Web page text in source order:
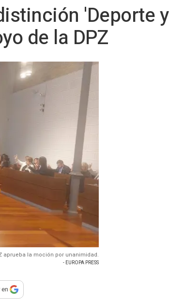
'Deporte y
de la DPZ
aprueba la moción por unanimidad.
- EUROPA PRESS
compartir